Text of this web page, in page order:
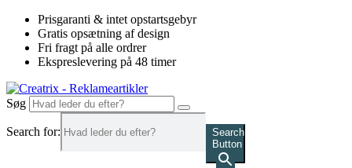
Videre
indhold
Prisgaranti & intet opstartsgebyr
Gratis opsætning af design
Fri fragt på alle ordrer
Ekspreslevering på 48 timer
Søg
Search for:
Search
Button